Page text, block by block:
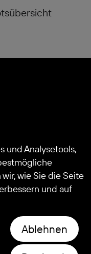
und Analysetools,
wie Sie die Seite
und auf
Ablehnen